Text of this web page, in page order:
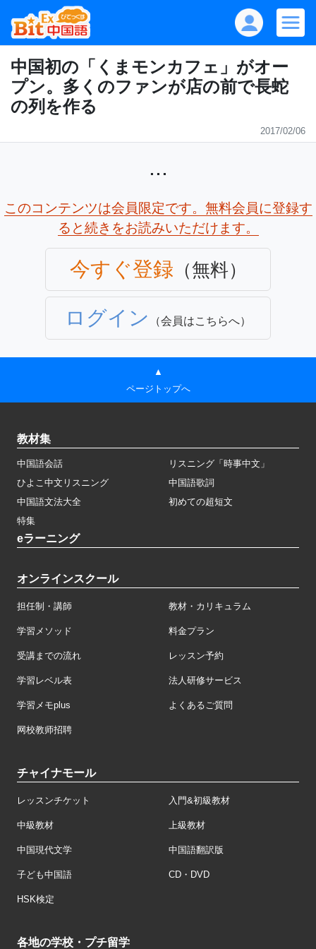
中国初の「くまモンカフェ」がオー
プン。多くのファンが店の前で長蛇
の列を作る
2017/02/06
...
このコンテンツは会員限定です。無料会員に登録す
ると続きをお読みいただけます。
今すぐ登録 （無料）
ログイン （会員はこちらへ）
▲
ページトップへ
教材集
中国語会話
リスニング「時事中文」
ひよこ中文リスニング
中国語歌詞
中国語文法大全
初めての超短文
特集
eラーニング
オンラインスクール
担任制・講師 教材・カリキュラム
学習メソッド 料金プラン
受講までの流れ レッスン予約
学習レベル表 法人研修サービス
学習メモplus よくあるご質問
网校教师招聘
チャイナモール
レッスンチケット 入門&初級教材
中級教材 上級教材
中国現代文学 中国語翻訳版
子ども中国語 CD・DVD
HSK検定
各地の学校・プチ留学